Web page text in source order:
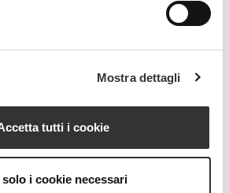
Mostra dettagli
tutti i cookie
solo i cookie necessari